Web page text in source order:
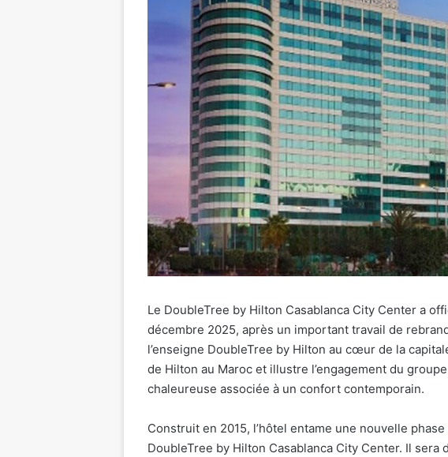
Le DoubleTree by Hilton Casablanca City Center a
décembre 2025, après un important travail de
l’enseigne DoubleTree by Hilton au cœur de la
de Hilton au Maroc et illustre l’engagement du
chaleureuse associée à un confort contemporain.
Construit en 2015, l’hôtel entame une nouvelle
DoubleTree by Hilton Casablanca City Center. Il